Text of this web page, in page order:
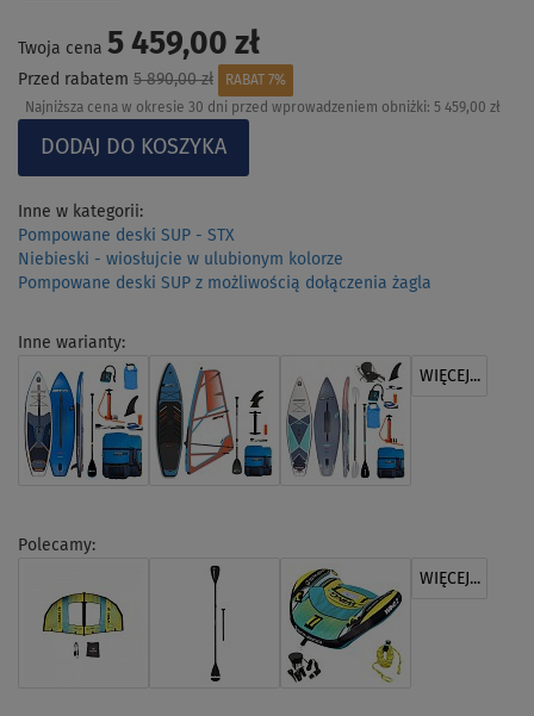
Twoja cena 5 459,00 zł
Przed rabatem 5 890,00 zł
RABAT 7%
Najniższa cena w okresie 30 dni przed wprowadzeniem obniżki: 5 459,00 zł
Inne w kategorii:
Pompowane deski SUP - STX
Niebieski - wiosłujcie w ulubionym kolorze
Pompowane deski SUP z możliwością dołączenia żagla
Inne warianty:
WIĘCEJ...
Polecamy:
WIĘCEJ...